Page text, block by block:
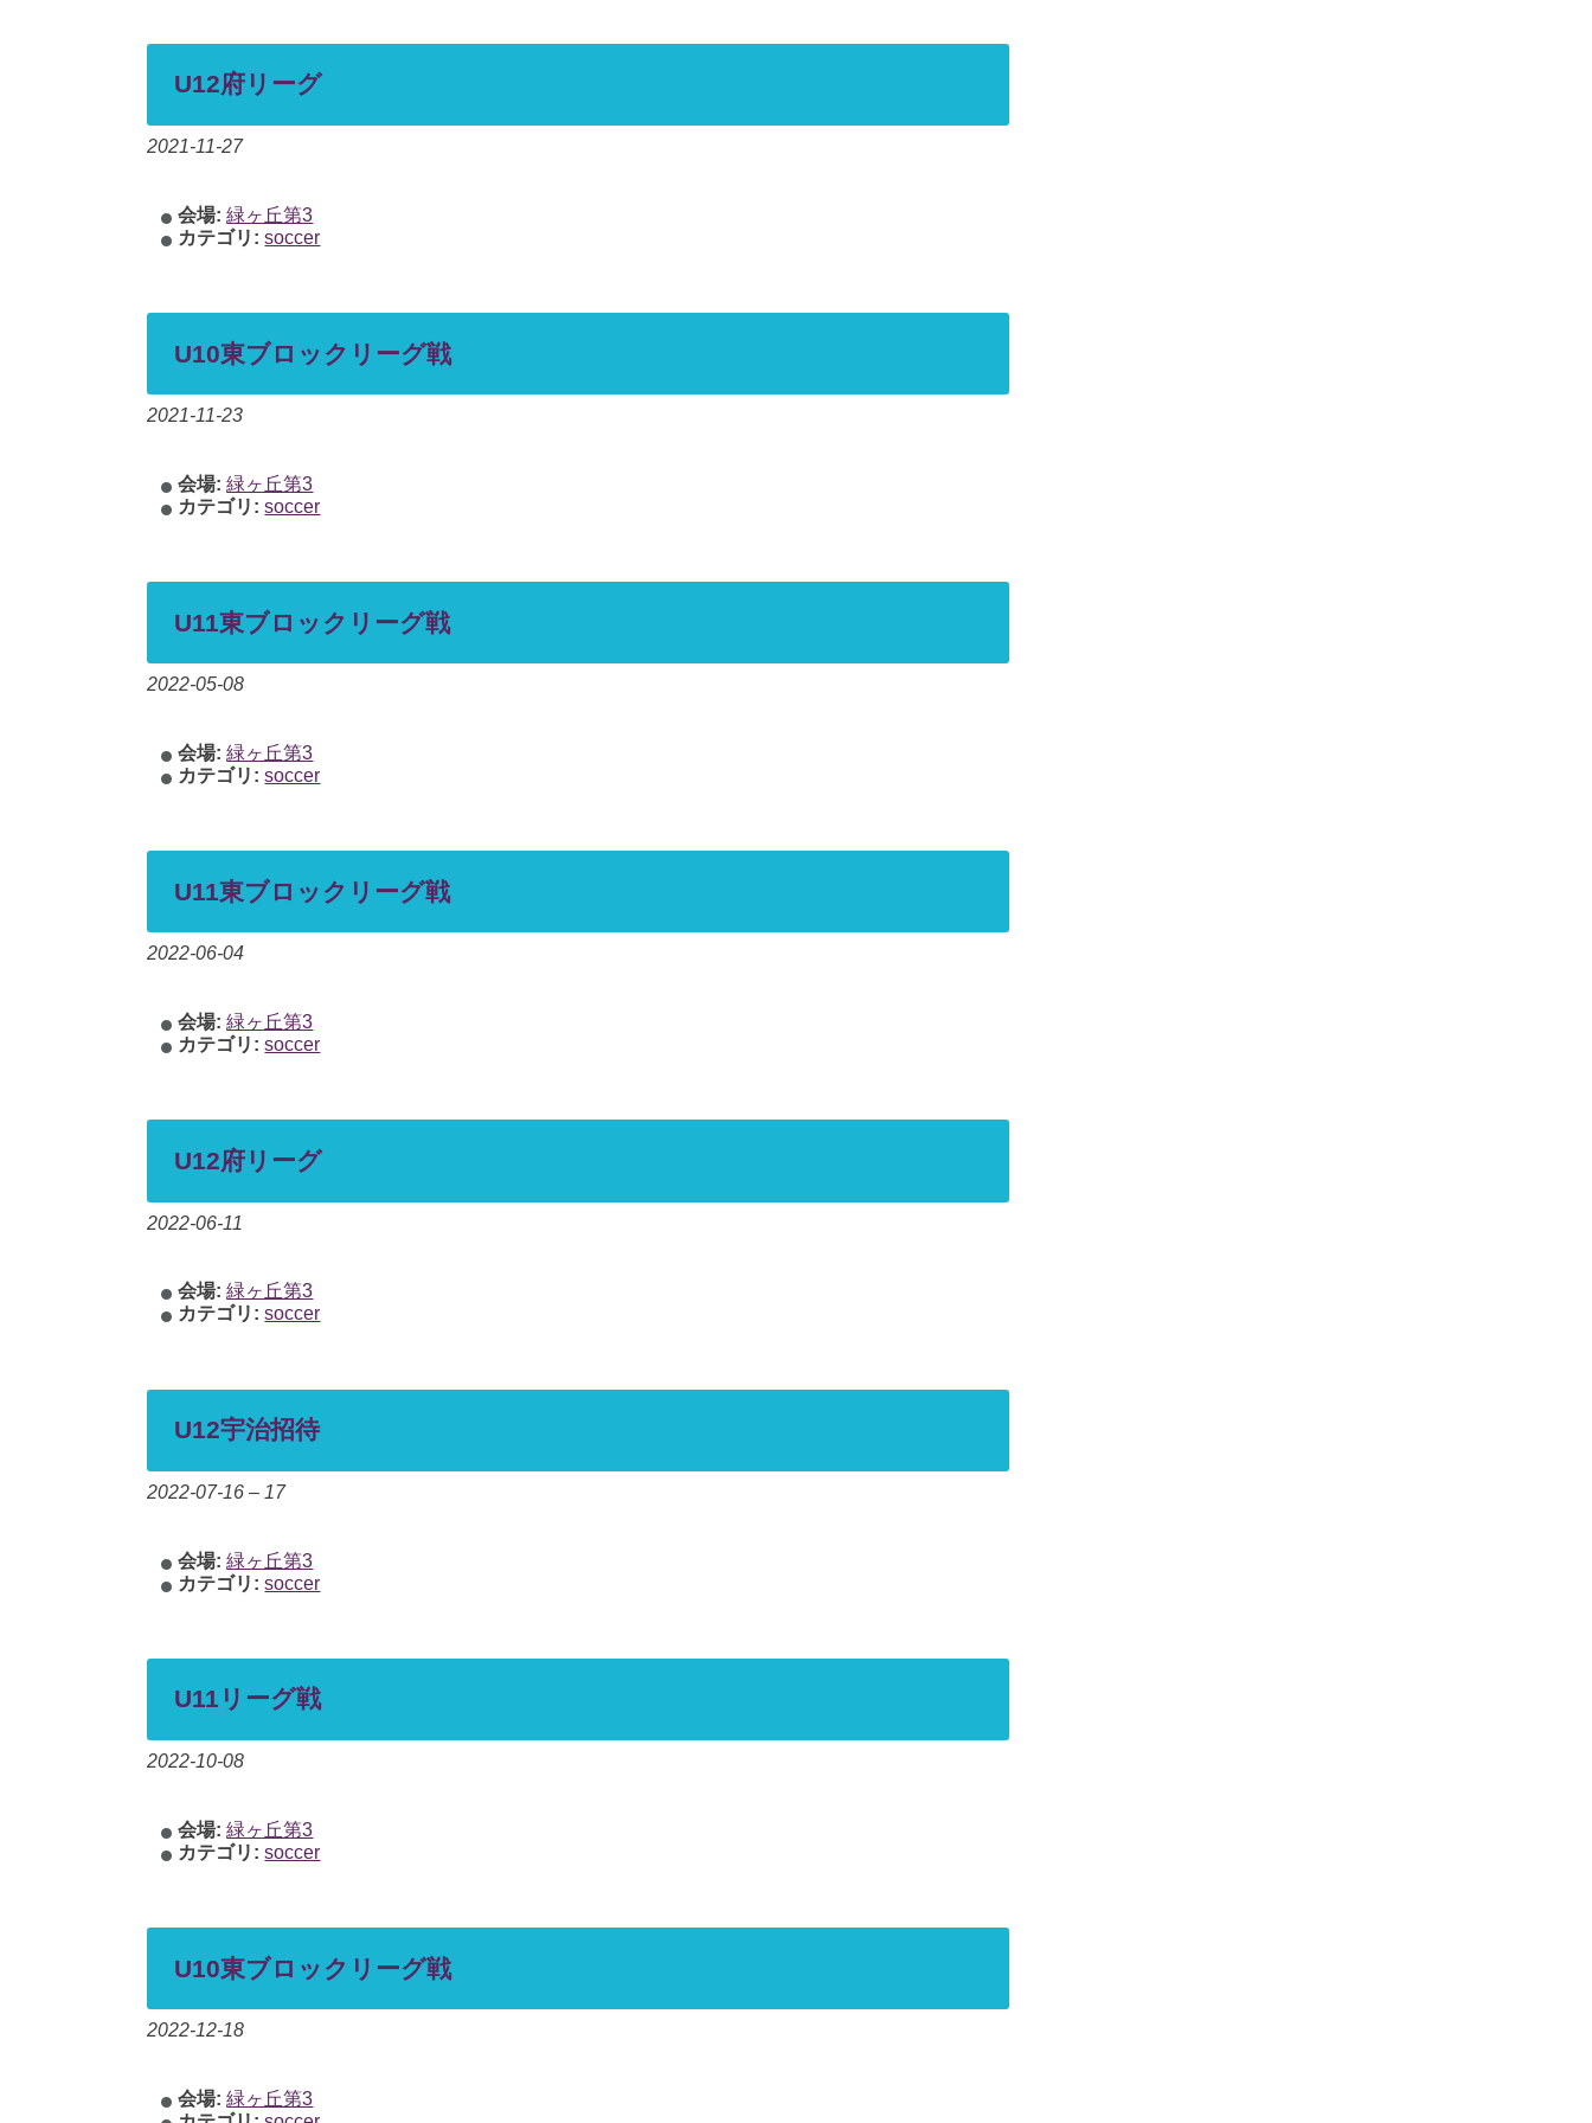
U12府リーグ
2021-11-27
会場: 緑ヶ丘第3
カテゴリ: soccer
U10東ブロックリーグ戦
2021-11-23
会場: 緑ヶ丘第3
カテゴリ: soccer
U11東ブロックリーグ戦
2022-05-08
会場: 緑ヶ丘第3
カテゴリ: soccer
U11東ブロックリーグ戦
2022-06-04
会場: 緑ヶ丘第3
カテゴリ: soccer
U12府リーグ
2022-06-11
会場: 緑ヶ丘第3
カテゴリ: soccer
U12宇治招待
2022-07-16 – 17
会場: 緑ヶ丘第3
カテゴリ: soccer
U11リーグ戦
2022-10-08
会場: 緑ヶ丘第3
カテゴリ: soccer
U10東ブロックリーグ戦
2022-12-18
会場: 緑ヶ丘第3